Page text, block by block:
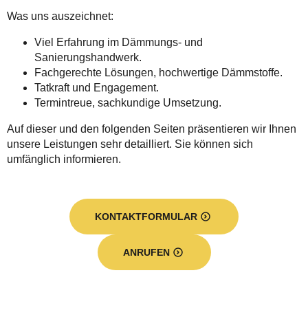
Was uns auszeichnet:
Viel Erfahrung im Dämmungs- und
Sanierungshandwerk.
Fachgerechte Lösungen, hochwertige Dämmstoffe.
Tatkraft und Engagement.
Termintreue, sachkundige Umsetzung.
Auf dieser und den folgenden Seiten präsentieren wir Ihnen
unsere Leistungen sehr detailliert. Sie können sich
umfänglich informieren.
KONTAKTFORMULAR
ANRUFEN